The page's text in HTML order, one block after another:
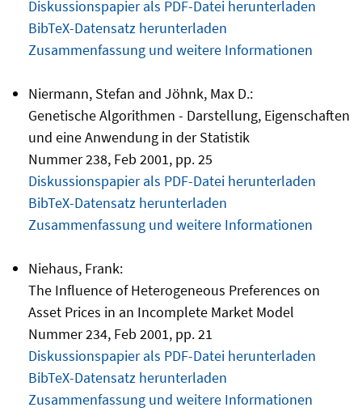
Diskussionspapier als PDF-Datei herunterladen
BibTeX-Datensatz herunterladen
Zusammenfassung und weitere Informationen
Niermann, Stefan and Jöhnk, Max D.:
Genetische Algorithmen - Darstellung, Eigenschaften
und eine Anwendung in der Statistik
Nummer 238, Feb 2001, pp. 25
Diskussionspapier als PDF-Datei herunterladen
BibTeX-Datensatz herunterladen
Zusammenfassung und weitere Informationen
Niehaus, Frank:
The Influence of Heterogeneous Preferences on
Asset Prices in an Incomplete Market Model
Nummer 234, Feb 2001, pp. 21
Diskussionspapier als PDF-Datei herunterladen
BibTeX-Datensatz herunterladen
Zusammenfassung und weitere Informationen